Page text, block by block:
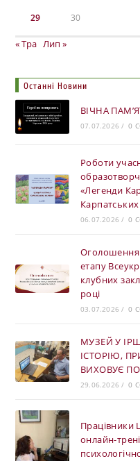
29 30
« Тра Лип »
Останні Новини
ВІЧНА
07.07.2026 / 0
Роботи
«Легенди
06.07.2026 / 0
Оголошення
етапу
клубних
році
03.07.2026 / 0
МУЗЕЙ У
ІСТОРІЮ,
ВИХОВУЄ
29.06.2026 / 0
Працівники
онлайн-